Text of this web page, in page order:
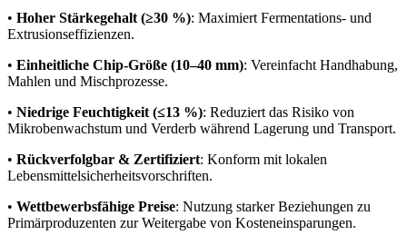
• Hoher Stärkegehalt (≥30 %): Maximiert Fermentations- und
Extrusionseffizienzen.
• Einheitliche Chip-Größe (10–40 mm): Vereinfacht Handhabung,
Mahlen und Mischprozesse.
• Niedrige Feuchtigkeit (≤13 %): Reduziert das Risiko von
Mikrobenwachstum und Verderb während Lagerung und Transport.
• Rückverfolgbar & Zertifiziert: Konform mit lokalen
Lebensmittelsicherheitsvorschriften.
• Wettbewerbsfähige Preise: Nutzung starker Beziehungen zu
Primärproduzenten zur Weitergabe von Kosteneinsparungen.